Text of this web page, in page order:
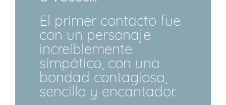
El primer contacto fue
con un personaje
increíblemente
simpático, con una
bondad contagiosa,
sencillo y encantador.